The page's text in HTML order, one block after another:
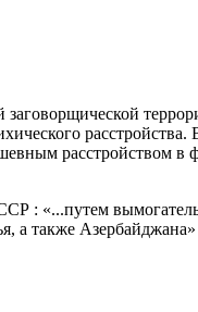
расстройством в
: «...путем
а также Азербайджана»